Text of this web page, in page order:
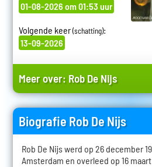
01-08-2026 om 01:53 uur
Volgende keer(schatting):
13-09-2026
Meer over: Rob De Nijs
Biografie Rob De Nijs
Rob De Nijs werd op 26 december
Amsterdam en overleed op 16